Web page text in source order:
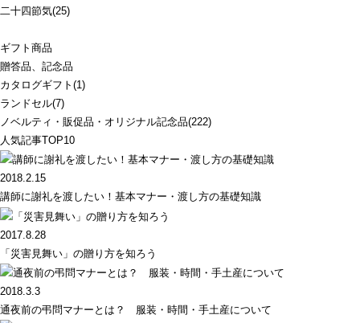
二十四節気(25)
ギフト商品
贈答品、記念品
カタログギフト(1)
ランドセル(7)
ノベルティ・販促品・オリジナル記念品(222)
人気記事TOP10
2018.2.15
講師に謝礼を渡したい！基本マナー・渡し方の基礎知識
2017.8.28
「災害見舞い」の贈り方を知ろう
2018.3.3
通夜前の弔問マナーとは？ 服装・時間・手土産について